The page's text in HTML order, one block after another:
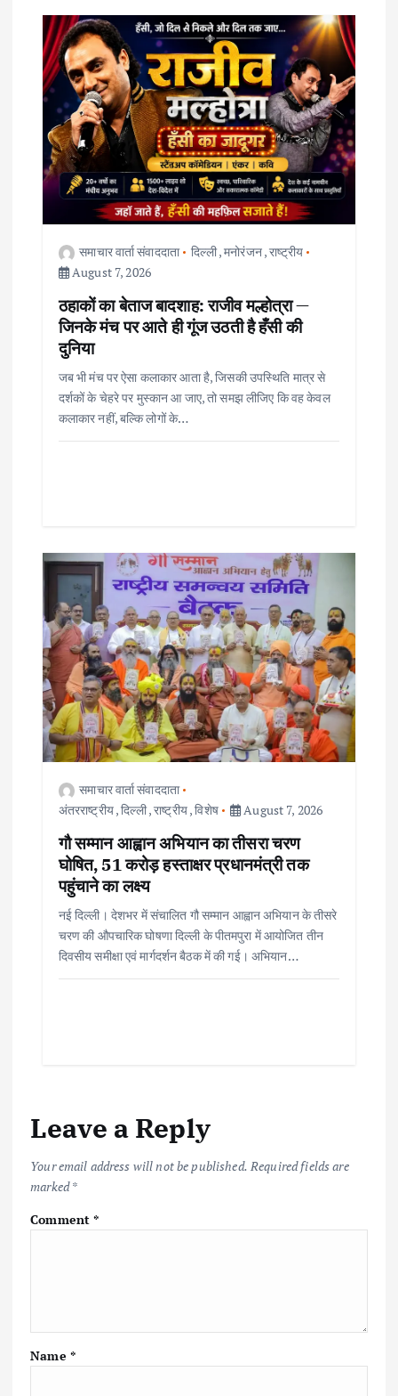
v
g
a
t
समाचार वार्ता संवाददाता दिल्ली,मनोरंजन,राष्ट्रीय
August 7, 2026
ठहाकों का बेताज बादशाह: राजीव मल्होत्रा —
जिनके मंच पर आते ही गूंज उठती है हँसी की
दुनिया
जब भी मंच पर ऐसा कलाकार आता है, जिसकी उपस्थिति मात्र से
दर्शकों के चेहरे पर मुस्कान आ जाए, तो समझ लीजिए कि वह केवल
कलाकार नहीं, बल्कि लोगों के…
समाचार वार्ता संवाददाता
अंतरराष्ट्रीय,दिल्ली,राष्ट्रीय,विशेष August 7, 2026
गौ सम्मान आह्वान अभियान का तीसरा चरण
घोषित, 51 करोड़ हस्ताक्षर प्रधानमंत्री तक
पहुंचाने का लक्ष्य
नई दिल्ली। देशभर में संचालित गौ सम्मान आह्वान अभियान के तीसरे
चरण की औपचारिक घोषणा दिल्ली के पीतमपुरा में आयोजित तीन
दिवसीय समीक्षा एवं मार्गदर्शन बैठक में की गई। अभियान…
Leave a Reply
Your email address will not be published. Required fields are
marked*
Comment*
Name *